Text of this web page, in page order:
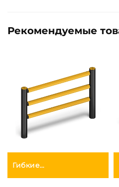
Рекомендуемые
Гибкие
промышленные